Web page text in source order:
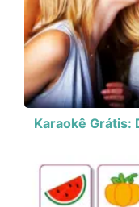
Karaokê Grátis: